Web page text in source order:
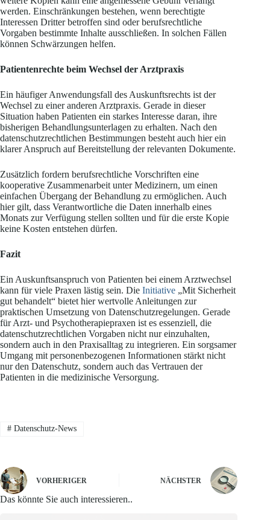
werden. Einschränkungen bestehen, wenn berechtigte
Interessen Dritter betroffen sind oder berufsrechtliche
Vorgaben bestimmte Inhalte ausschließen. In solchen Fällen
können Schwärzungen helfen.
Patientenrechte beim Wechsel der Arztpraxis
Ein häufiger Anwendungsfall des Auskunftsrechts ist der
Wechsel zu einer anderen Arztpraxis. Gerade in dieser
Situation haben Patienten ein starkes Interesse daran, ihre
bisherigen Behandlungsunterlagen zu erhalten. Nach den
datenschutzrechtlichen Bestimmungen besteht auch hier ein
klarer Anspruch auf Bereitstellung der relevanten Dokumente.
Zusätzlich fordern berufsrechtliche Vorschriften eine
kooperative Zusammenarbeit unter Medizinern, um einen
einfachen Übergang der Behandlung zu ermöglichen. Auch
hier gilt, dass Verantwortliche die Daten innerhalb eines
Monats zur Verfügung stellen sollten und für die erste Kopie
keine Kosten entstehen dürfen.
Fazit
Ein Auskunftsanspruch von Patienten bei einem Arztwechsel
kann für viele Praxen lästig sein. Die Initiative „Mit Sicherheit
gut behandelt“ bietet hier wertvolle Anleitungen zur
praktischen Umsetzung von Datenschutzregelungen. Gerade
für Arzt- und Psychotherapiepraxen ist es essenziell, die
datenschutzrechtlichen Vorgaben nicht nur einzuhalten,
sondern auch in den Praxisalltag zu integrieren. Ein sorgsamer
Umgang mit personenbezogenen Informationen stärkt nicht
nur den Datenschutz, sondern auch das Vertrauen der
Patienten in die medizinische Versorgung.
#Datenschutz-News
VORHERIGER NÄCHSTER
Das könnte Sie auch interessieren..